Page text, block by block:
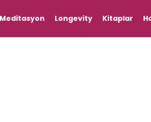
Meditasyon Longevity Kitaplar